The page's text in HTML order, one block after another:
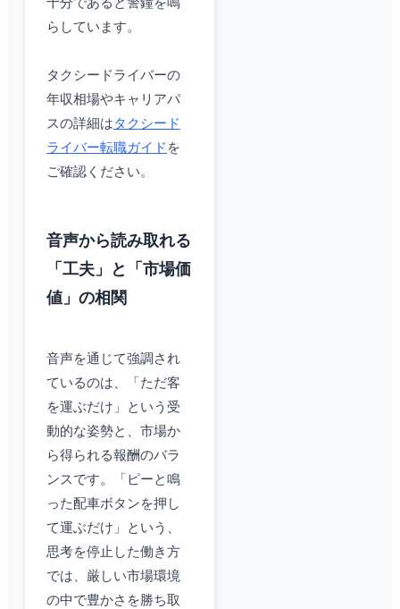
らしています。
タクシードライバーの
年収相場やキャリアパ
スの詳細はタクシード
ライバー転職ガイド を
ご確認ください。
音声から読み取れる
「工夫」と「市場価
値」の相関
音声を通じて強調され
ているのは、「ただ客
を運ぶだけ」という受
動的な姿勢と、市場か
ら得られる報酬のバラ
ンスです。「ピーと鳴
った配車ボタンを押し
て運ぶだけ」という、
思考を停止した働き方
では、厳しい市場環境
の中で豊かさを勝ち取